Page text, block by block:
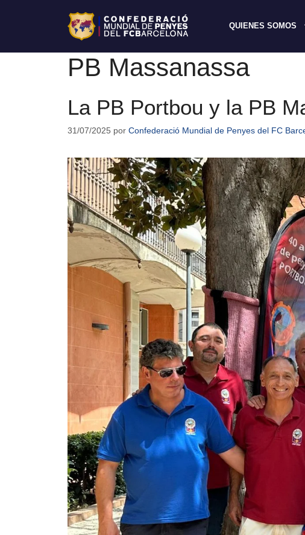
QUIENES SOMOS
PB Massanassa
La PB Portbou y la PB
31/07/2025 por Confederació Mundial de Penyes del FC